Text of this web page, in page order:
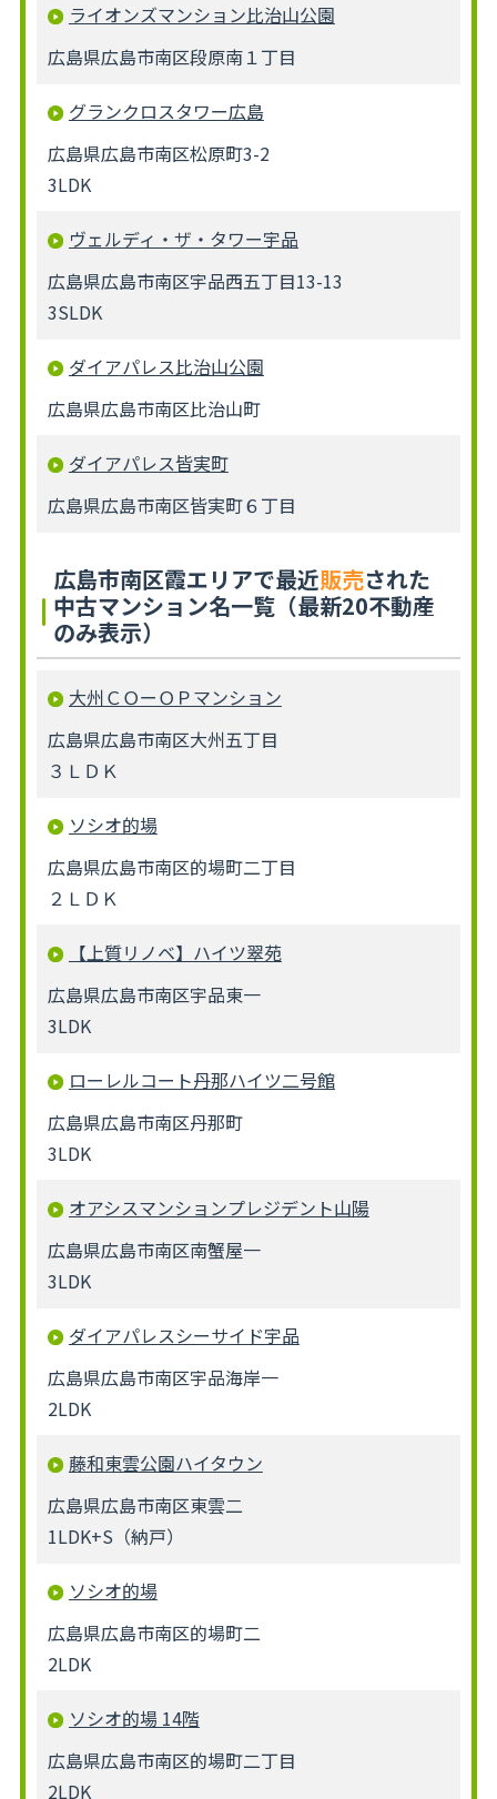
ライオンズマンション比治山公園
広島県広島市南区段原南１丁目
グランクロスタワー広島
広島県広島市南区松原町3-2
3LDK
ヴェルディ・ザ・タワー宇品
広島県広島市南区宇品西五丁目13-13
3SLDK
ダイアパレス比治山公園
広島県広島市南区比治山町
ダイアパレス皆実町
広島県広島市南区皆実町６丁目
広島市南区霞エリアで最近販売された
中古マンション名一覧（最新20不動産
のみ表示）
大州ＣＯーＯＰマンション
広島県広島市南区大州五丁目
３ＬＤＫ
ソシオ的場
広島県広島市南区的場町二丁目
２ＬＤＫ
【上質リノベ】ハイツ翠苑
広島県広島市南区宇品東一
3LDK
ローレルコート丹那ハイツ二号館
広島県広島市南区丹那町
3LDK
オアシスマンションプレジデント山陽
広島県広島市南区南蟹屋一
3LDK
ダイアパレスシーサイド宇品
広島県広島市南区宇品海岸一
2LDK
藤和東雲公園ハイタウン
広島県広島市南区東雲二
1LDK+S（納戸）
ソシオ的場
広島県広島市南区的場町二
2LDK
ソシオ的場 14階
広島県広島市南区的場町二丁目
2LDK